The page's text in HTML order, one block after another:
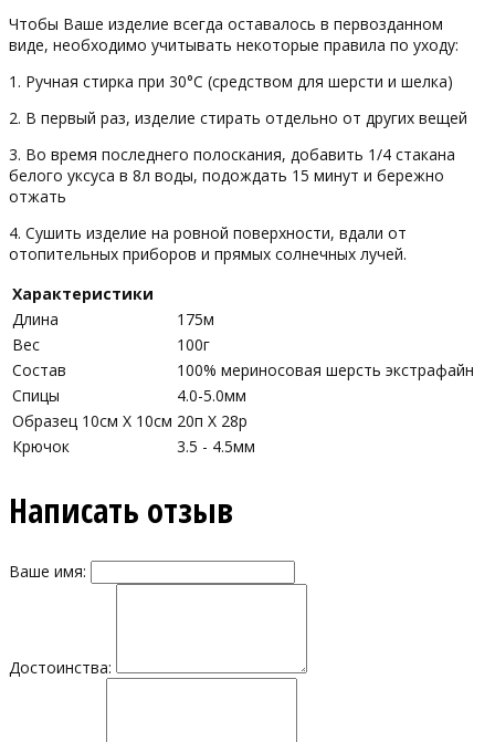
Чтобы Ваше изделие всегда оставалось в первозданном
виде, необходимо учитывать некоторые правила по уходу:
1. Ручная стирка при 30°С (средством для шерсти и шелка)
2. В первый раз, изделие стирать отдельно от других вещей
3. Во время последнего полоскания, добавить 1/4 стакана
белого уксуса в 8л воды, подождать 15 минут и бережно
отжать
4. Сушить изделие на ровной поверхности, вдали от
отопительных приборов и прямых солнечных лучей.
Характеристики
Длина
175м
Вес
100г
Состав
100% мериносовая шерсть экстрафайн
Спицы
4.0-5.0мм
Образец 10см Х 10см 20п X 28р
Крючок
3.5 - 4.5мм
Написать отзыв
Ваше имя:
Достоинства: